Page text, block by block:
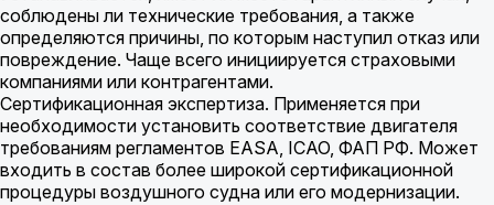
соблюдены ли технические требования, а также
определяются причины, по которым наступил отказ или
повреждение. Чаще всего инициируется страховыми
компаниями или контрагентами.
Сертификационная экспертиза. Применяется при
необходимости установить соответствие двигателя
требованиям регламентов EASA, ICAO, ФАП РФ. Может
входить в состав более широкой сертификационной
процедуры воздушного судна или его модернизации.